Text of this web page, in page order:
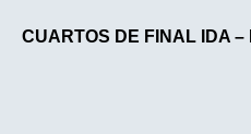
CUARTOS DE FINAL IDA –